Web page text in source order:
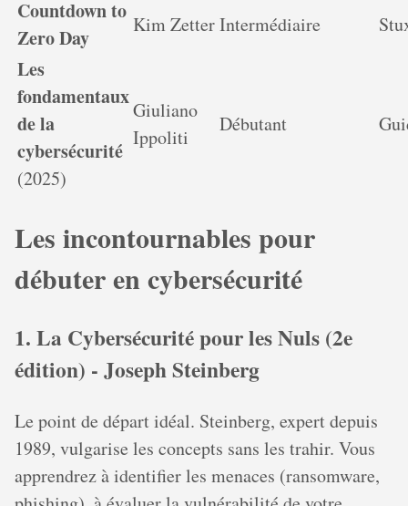
Countdown to
Zero Day
Kim ZetterIntermédiaire
Les
fondamentaux
de la
cybersécurité
(2025)
Giuliano
Ippoliti
Débutant
Les incontournables pour
débuter en cybersécurité
1. La Cybersécurité pour les Nuls (2e
édition) - Joseph Steinberg
Le point de départ idéal. Steinberg, expert depuis
1989, vulgarise les concepts sans les trahir. Vous
apprendrez à identifier les menaces (ransomware,